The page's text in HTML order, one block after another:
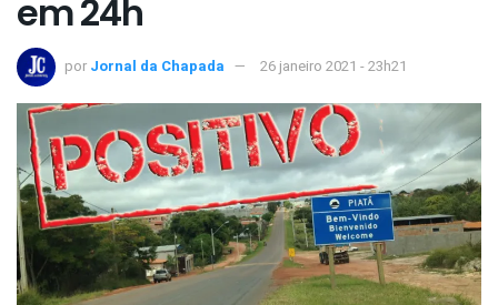
em 24h
por Jornal da Chapada 26 janeiro 2021 - 23h21